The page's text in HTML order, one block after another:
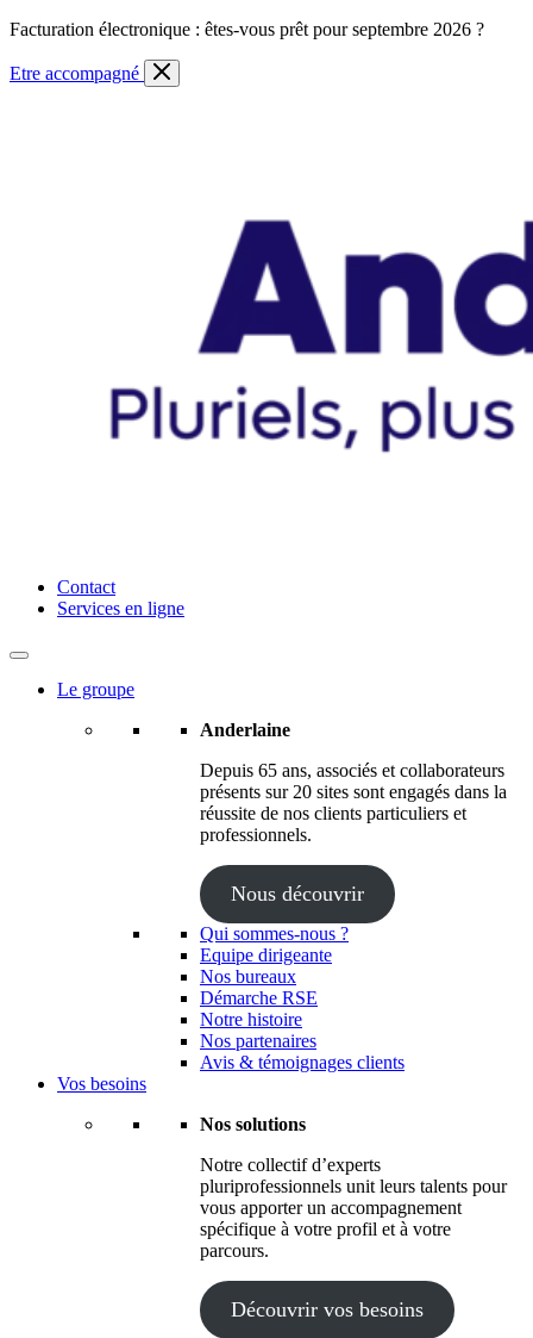
Skip
content
Facturation électronique : êtes-vous prêt pour septembre 2026 ?
Etre accompagné
Anderlaine | Conseil – Expert comptable – Avocat – Audit
Contact
Services en ligne
Le groupe
Anderlaine
Depuis 65 ans, associés et collaborateurs
présents sur 20 sites sont engagés dans la
réussite de nos clients particuliers et
professionnels.
Nous découvrir
Qui sommes-nous ?
Equipe dirigeante
Nos bureaux
Démarche RSE
Notre histoire
Nos partenaires
Avis & témoignages clients
Vos besoins
Nos solutions
Notre collectif d’experts
pluriprofessionnels unit leurs talents pour
vous apporter un accompagnement
spécifique à votre profil et à votre
parcours.
Découvrir vos besoins